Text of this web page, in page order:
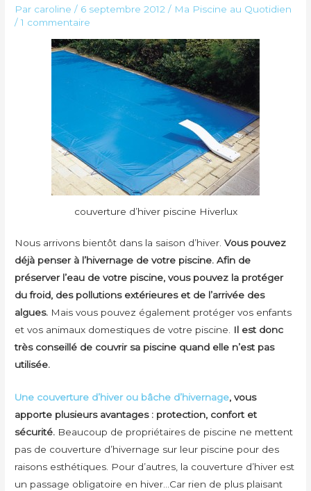
Par caroline / 6 septembre 2012 / Ma Piscine au Quotidien
/1 commentaire
couverture d’hiver piscine Hiverlux
Nous arrivons bientôt dans la saison d’hiver.Vous pouvez
déjà penser à l’hivernage de votre piscine. Afin de
préserver l’eau de votre piscine, vous pouvez la protéger
du froid, des pollutions extérieures et de l’arrivée des
algues. Mais vous pouvez également protéger vos enfants
et vos animaux domestiques de votre piscine. Il est donc
très conseillé de couvrir sa piscine quand elle n’est pas
utilisée.
Une couverture d’hiver ou bâche d’hivernage, vous
apporte plusieurs avantages : protection, confort et
sécurité. Beaucoup de propriétaires de piscine ne mettent
pas de couverture d’hivernage sur leur piscine pour des
raisons esthétiques. Pour d’autres, la couverture d’hiver est
un passage obligatoire en hiver…Car rien de plus plaisant